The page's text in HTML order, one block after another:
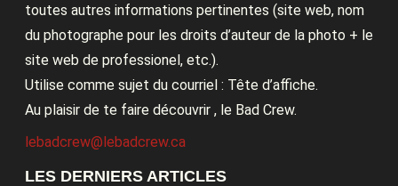
toutes autres informations pertinentes (site web, nom
du photographe pour les droits d’auteur de la photo + le
site web de professionel, etc.).
Utilise comme sujet du courriel : Tête d’affiche.
Au plaisir de te faire découvrir , le Bad Crew.
lebadcrew@lebadcrew.ca
LES DERNIERS ARTICLES